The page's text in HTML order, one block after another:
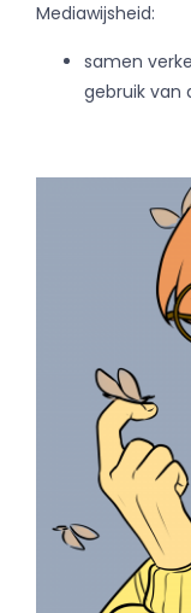
Mediawijsheid:
samen
gebruik van